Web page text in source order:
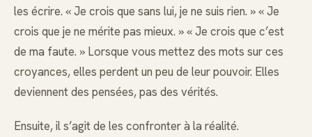
les écrire. « Je crois que sans lui, je ne suis rien. » « Je
crois que je ne mérite pas mieux. » « Je crois que c’est
de ma faute. » Lorsque vous mettez des mots sur ces
croyances, elles perdent un peu de leur pouvoir. Elles
deviennent des pensées, pas des vérités.
Ensuite, il s’agit de les confronter à la réalité.